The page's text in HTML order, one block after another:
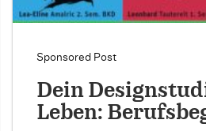
Sponsored Post
Dein
Leben: